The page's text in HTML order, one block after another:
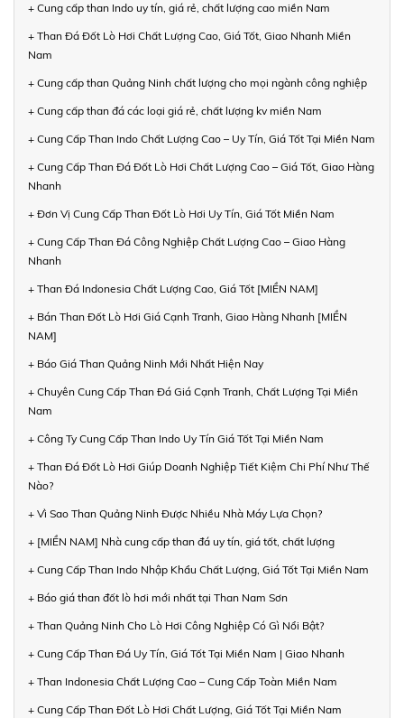
+ Cung cấp than Indo uy tín, giá rẻ, chất lượng cao miền Nam
+ Than Đá Đốt Lò Hơi Chất Lượng Cao, Giá Tốt, Giao Nhanh Miền
Nam
+ Cung cấp than Quảng Ninh chất lượng cho mọi ngành công nghiệp
+ Cung cấp than đá các loại giá rẻ, chất lượng kv miền Nam
+ Cung Cấp Than Indo Chất Lượng Cao – Uy Tín, Giá Tốt Tại Miền Nam
+ Cung Cấp Than Đá Đốt Lò Hơi Chất Lượng Cao – Giá Tốt, Giao Hàng
Nhanh
+ Đơn Vị Cung Cấp Than Đốt Lò Hơi Uy Tín, Giá Tốt Miền Nam
+ Cung Cấp Than Đá Công Nghiệp Chất Lượng Cao – Giao Hàng
Nhanh
+ Than Đá Indonesia Chất Lượng Cao, Giá Tốt [MIỀN NAM]
+ Bán Than Đốt Lò Hơi Giá Cạnh Tranh, Giao Hàng Nhanh [MIỀN
NAM]
+ Báo Giá Than Quảng Ninh Mới Nhất Hiện Nay
+ Chuyên Cung Cấp Than Đá Giá Cạnh Tranh, Chất Lượng Tại Miền
Nam
+ Công Ty Cung Cấp Than Indo Uy Tín Giá Tốt Tại Miền Nam
+ Than Đá Đốt Lò Hơi Giúp Doanh Nghiệp Tiết Kiệm Chi Phí Như Thế
Nào?
+ Vì Sao Than Quảng Ninh Được Nhiều Nhà Máy Lựa Chọn?
+ [MIỀN NAM] Nhà cung cấp than đá uy tín, giá tốt, chất lượng
+ Cung Cấp Than Indo Nhập Khẩu Chất Lượng, Giá Tốt Tại Miền Nam
+ Báo giá than đốt lò hơi mới nhất tại Than Nam Sơn
+ Than Quảng Ninh Cho Lò Hơi Công Nghiệp Có Gì Nổi Bật?
+ Cung Cấp Than Đá Uy Tín, Giá Tốt Tại Miền Nam | Giao Nhanh
+ Than Indonesia Chất Lượng Cao – Cung Cấp Toàn Miền Nam
+ Cung Cấp Than Đốt Lò Hơi Chất Lượng, Giá Tốt Tại Miền Nam